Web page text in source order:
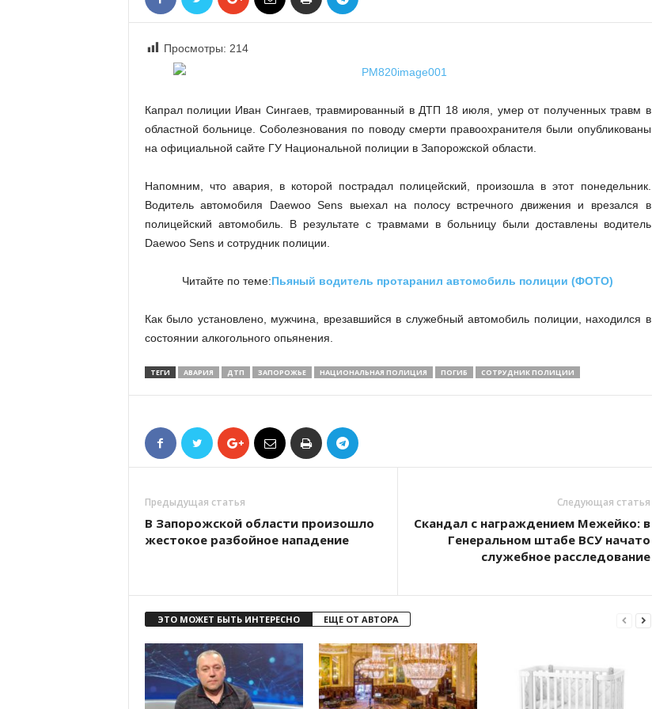
Просмотры: 214
Капрал полиции Иван Сингаев, травмированный в ДТП 18 июля, умер от полученных травм в
областной больнице. Соболезнования по поводу смерти правоохранителя были опубликованы
на официальной сайте ГУ Национальной полиции в Запорожской области.
Напомним, что авария, в которой пострадал полицейский, произошла в этот понедельник.
Водитель автомобиля Daewoo Sens выехал на полосу встречного движения и врезался в
полицейский автомобиль. В результате с травмами в больницу были доставлены водитель
Daewoo Sens и сотрудник полиции.
Читайте по теме:Пьяный водитель протаранил автомобиль полиции (ФОТО)
Как было установлено, мужчина, врезавшийся в служебный автомобиль полиции, находился в
состоянии алкогольного опьянения.
ТЕГИ АВАРИЯ ДТП ЗАПОРОЖЬЕ НАЦИОНАЛЬНАЯ ПОЛИЦИЯ ПОГИБ СОТРУДНИК ПОЛИЦИИ
Предыдущая статья
В Запорожской области произошло
жестокое разбойное нападение
Следующая статья
Скандал с награждением Межейко: в
Генеральном штабе ВСУ начато
служебное расследование
ЭТО МОЖЕТ БЫТЬ ИНТЕРЕСНО ЕЩЕ ОТ АВТОРА